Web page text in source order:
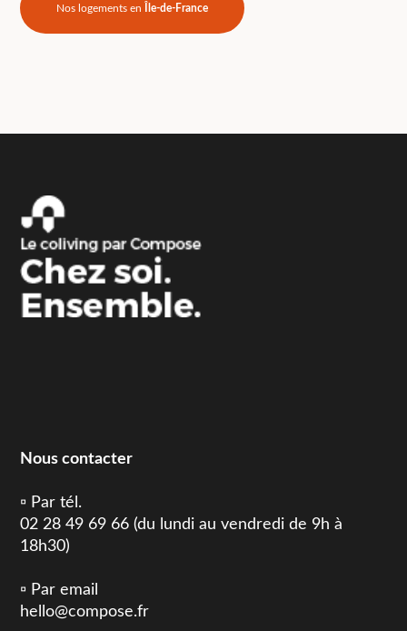
Nos logements en Île-de-France
Nous contacter
▫️ Par tél.
02 28 49 69 66 (du lundi au vendredi de 9h à
18h30)
▫️ Par email
hello@compose.fr